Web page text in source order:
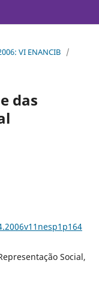
VI ENANCIB /
das
Social,